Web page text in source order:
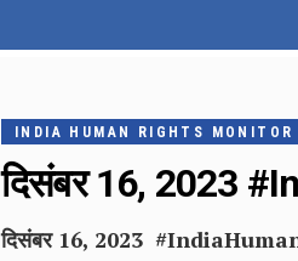
INDIA HUMAN RIGHTS
दिसंबर 16, 2023
दिसंबर 16, 2023 #